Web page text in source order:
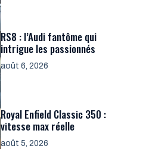
RS8 : l’Audi fantôme qui
intrigue les passionnés
août 6, 2026
Royal Enfield Classic 350 :
vitesse max réelle
août 5, 2026